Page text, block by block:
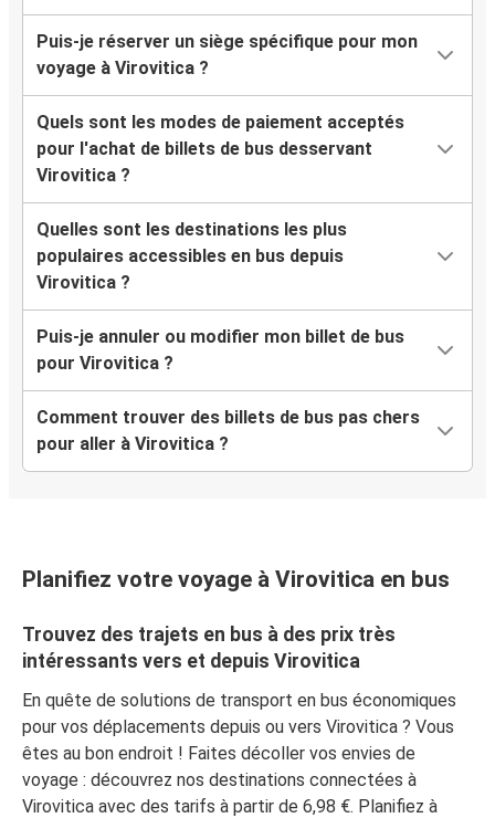
Puis-je réserver un siège spécifique pour mon
voyage à Virovitica ?
Quels sont les modes de paiement acceptés
pour l'achat de billets de bus desservant
Virovitica ?
Quelles sont les destinations les plus
populaires accessibles en bus depuis
Virovitica ?
Puis-je annuler ou modifier mon billet de bus
pour Virovitica ?
Comment trouver des billets de bus pas chers
pour aller à Virovitica ?
Planifiez votre voyage à Virovitica en bus
Trouvez des trajets en bus à des prix très
intéressants vers et depuis Virovitica
En quête de solutions de transport en bus économiques
pour vos déplacements depuis ou vers Virovitica ? Vous
êtes au bon endroit ! Faites décoller vos envies de
voyage : découvrez nos destinations connectées à
Virovitica avec des tarifs à partir de 6,98 €. Planifiez à